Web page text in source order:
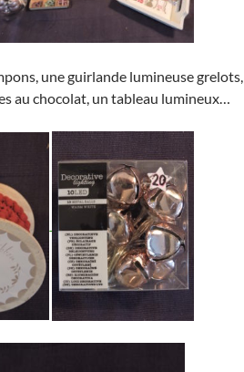
une guirlande lumineuse grelots,
au chocolat, un tableau lumineux…